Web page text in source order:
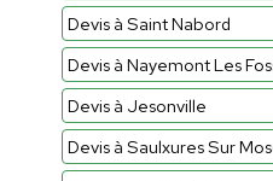
Devis à Saint Nabord
Devis à Nayemont Les
Devis à Jesonville
Devis à Saulxures Sur